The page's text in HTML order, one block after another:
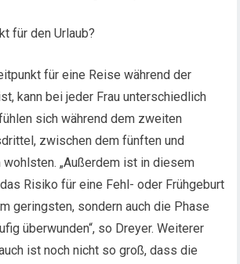
für den Urlaub?
für eine Reise während der
kann bei jeder Frau unterschiedlich
sich während dem zweiten
zwischen dem fünften und
„Außerdem ist in diesem
Risiko für eine Fehl- oder Frühgeburt
geringsten, sondern auch die Phase
überwunden“, so Dreyer. Weiterer
ist noch nicht so groß, dass die